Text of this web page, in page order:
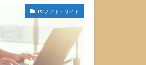
PCソフト・サイト